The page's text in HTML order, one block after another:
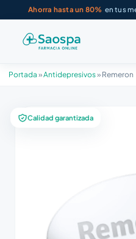
Ahorra hasta un 80% en tus
Portada »Antidepresivos» Remeron
Calidad garantizada